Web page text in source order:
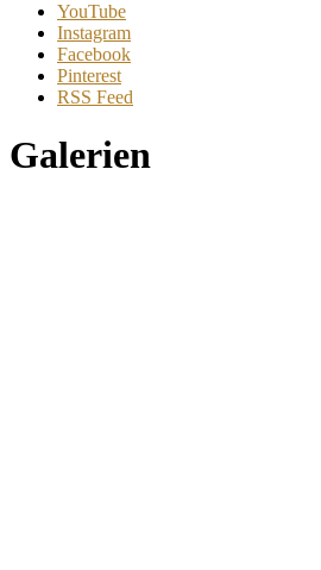
YouTube
Instagram
Facebook
Pinterest
RSS Feed
Galerien